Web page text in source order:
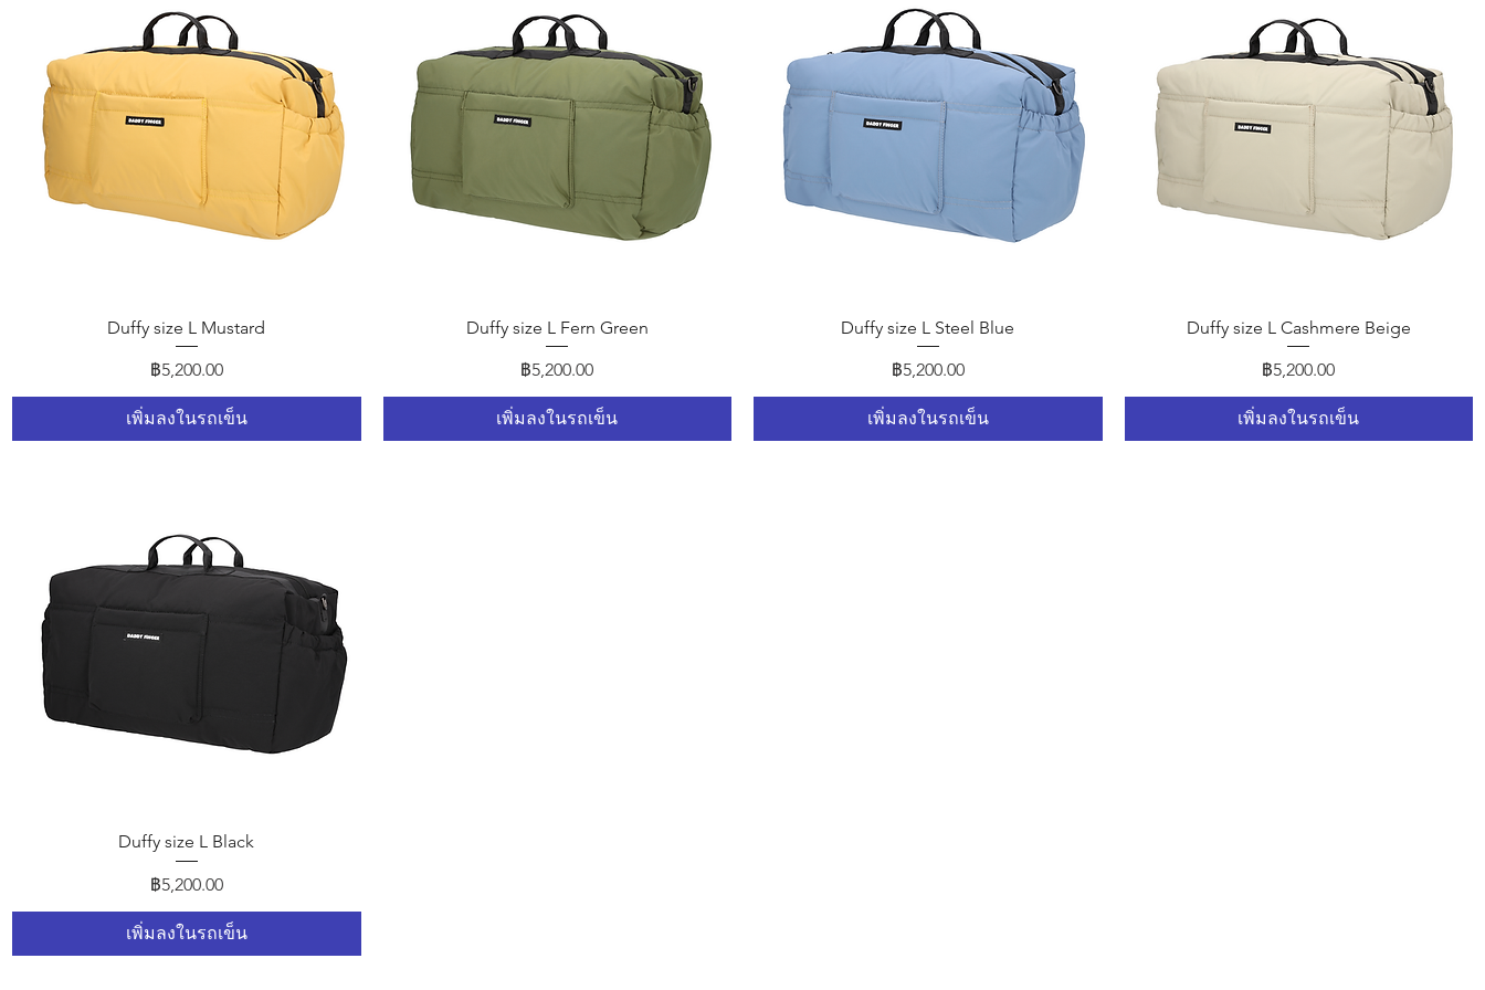
ดูข้อมูลด่วน
Duffy size L Mustard
ราคา
฿5,200.00
เพิ่มลงในรถเข็น
ดูข้อมูลด่วน
Duffy size L Fern Green
ราคา
฿5,200.00
เพิ่มลงในรถเข็น
ดูข้อมูลด่วน
Duffy size L Steel Blue
ราคา
฿5,200.00
เพิ่มลงในรถเข็น
ดูข้อมูลด่วน
Duffy size L Cashmere Beige
ราคา
฿5,200.00
เพิ่มลงในรถเข็น
ดูข้อมูลด่วน
Duffy size L Black
ราคา
฿5,200.00
เพิ่มลงในรถเข็น